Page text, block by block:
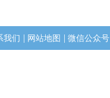
我们 | 网站地图 | 微信公众号